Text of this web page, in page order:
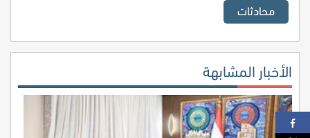
محادثات
الأخبار المشابهة